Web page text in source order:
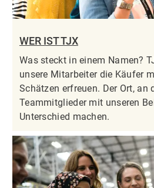
WER IST TJX
Was steckt in einem Namen?
unsere Mitarbeiter die Käufer
Schätzen erfreuen. Der Ort, an
Teammitglieder mit unseren
Unterschied machen.